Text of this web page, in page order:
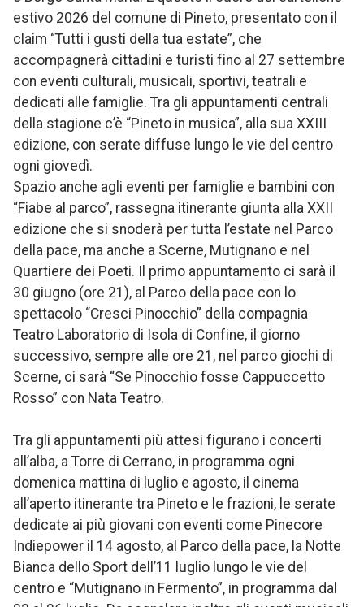
estivo 2026 del comune di Pineto, presentato con il
claim “Tutti i gusti della tua estate”, che
accompagnerà cittadini e turisti fino al 27 settembre
con eventi culturali, musicali, sportivi, teatrali e
dedicati alle famiglie. Tra gli appuntamenti centrali
della stagione c’è “Pineto in musica”, alla sua XXIII
edizione, con serate diffuse lungo le vie del centro
ogni giovedì.
Spazio anche agli eventi per famiglie e bambini con
“Fiabe al parco”, rassegna itinerante giunta alla XXII
edizione che si snoderà per tutta l’estate nel Parco
della pace, ma anche a Scerne, Mutignano e nel
Quartiere dei Poeti. Il primo appuntamento ci sarà il
30 giugno (ore 21), al Parco della pace con lo
spettacolo “Cresci Pinocchio” della compagnia
Teatro Laboratorio di Isola di Confine, il giorno
successivo, sempre alle ore 21, nel parco giochi di
Scerne, ci sarà “Se Pinocchio fosse Cappuccetto
Rosso” con Nata Teatro.
Tra gli appuntamenti più attesi figurano i concerti
all’alba, a Torre di Cerrano, in programma ogni
domenica mattina di luglio e agosto, il cinema
all’aperto itinerante tra Pineto e le frazioni, le serate
dedicate ai più giovani con eventi come Pinecore
Indiepower il 14 agosto, al Parco della pace, la Notte
Bianca dello Sport dell’11 luglio lungo le vie del
centro e “Mutignano in Fermento”, in programma dal